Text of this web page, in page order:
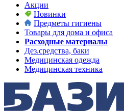
Акции
Новинки
Предметы гигиены
Товары для дома и офиса
Расходные материалы
Дез.средства, баки
Медицинская одежда
Медицинская техника